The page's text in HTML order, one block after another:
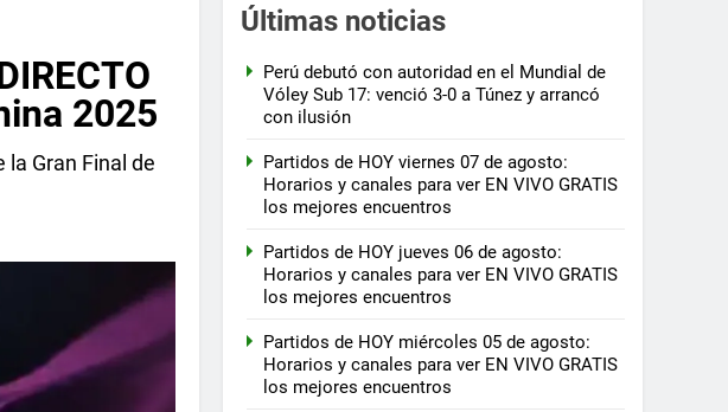
2025
Gran Final de
Últimas noticias
Perú debutó con autoridad en el Mundial de
Vóley Sub 17: venció 3-0 a Túnez y arrancó
con ilusión
Partidos de HOY viernes 07 de agosto:
Horarios y canales para ver EN VIVO GRATIS
los mejores encuentros
Partidos de HOY jueves 06 de agosto:
Horarios y canales para ver EN VIVO GRATIS
los mejores encuentros
Partidos de HOY miércoles 05 de agosto:
Horarios y canales para ver EN VIVO GRATIS
los mejores encuentros